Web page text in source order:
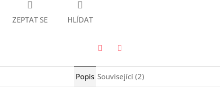
ZEPTAT SE HLÍDAT
Popis Související (2)